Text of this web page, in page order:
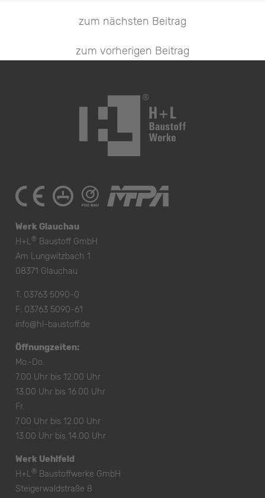
zum vorherigen Beitrag
zum nächsten Beitrag
Werk Glauchau
H+L® Baustoff GmbH
Am Lungwitzbach 1
08371 Glauchau
T: 03763 5090-0
F: 03763 5090-61
info@hl-baustoff.de
Öffnungzeiten:
Mo.-Do.
7.00 Uhr bis 12.00 Uhr
13.00 Uhr bis 16.00 Uhr
Fr.
7.00 Uhr bis 12.00 Uhr
13.00 Uhr bis 14.00 Uhr
Werk Uehlfeld
H+L® Baustoffwerke GmbH
Steigerwaldstraße 8